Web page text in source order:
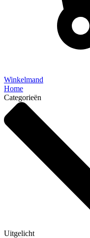
Winkelmand
Home
Categorieën
Uitgelicht